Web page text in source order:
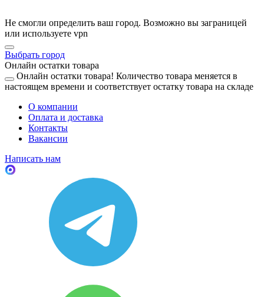
Не смогли определить ваш город. Возможно вы заграницей
или используете vpn
Выбрать город
Онлайн остатки товара
Онлайн остатки товара! Количество товара меняется в
настоящем времени и соответствует остатку товара на складе
О компании
Оплата и доставка
Контакты
Вакансии
Написать нам